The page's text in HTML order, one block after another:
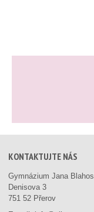
KONTAKTUJTE NÁS
Gymnázium Jana
Denisova 3
751 52 Přerov